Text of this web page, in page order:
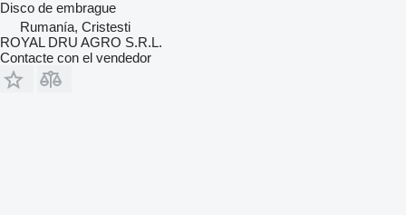
Disco de embrague
Rumanía, Cristesti
ROYAL DRU AGRO S.R.L.
Contacte con el vendedor